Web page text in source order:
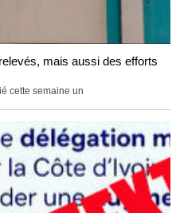
mais aussi des efforts
cette semaine un